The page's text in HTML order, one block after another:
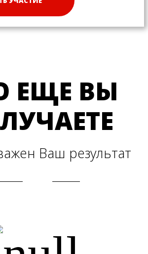
ЕЩЕ ВЫ
Ваш результат